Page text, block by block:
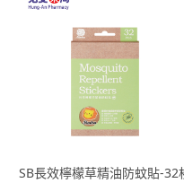
SB長效檸檬草精油防蚊貼-32